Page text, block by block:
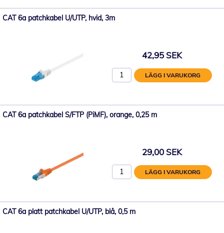
CAT 6a patchkabel U/UTP, hvid, 3m
42,95 SEK
LÄGG I VARUKORG
CAT 6a patchkabel S/FTP (PiMF), orange, 0,25 m
29,00 SEK
LÄGG I VARUKORG
CAT 6a platt patchkabel U/UTP, blå, 0,5 m